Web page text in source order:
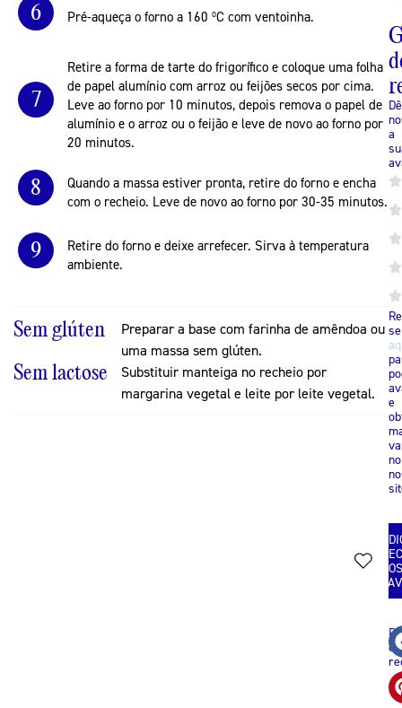
6 Pré-aqueça o forno a 160 ºC com ventoinha.
7
Retire a forma de tarte do frigorífico e coloque uma folha
de papel alumínio com arroz ou feijões secos por cima.
Leve ao forno por 10 minutos, depois remova o papel de
alumínio e o arroz ou o feijão e leve de novo ao forno por
20 minutos.
8
Quando a massa estiver pronta, retire do forno e encha
com o recheio. Leve de novo ao forno por 30-35 minutos.
9
Retire do forno e deixe arrefecer. Sirva à temperatura
ambiente.
Sem glúten
Preparar a base com farinha de amêndoa ou
uma massa sem glúten.
Sem lactose
Substituir manteiga no recheio por
margarina vegetal e leite por leite vegetal.
a
se
e
no
AOS